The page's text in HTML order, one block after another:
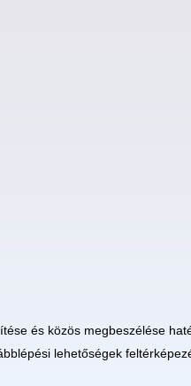
és közös megbeszélése
lehetőségek